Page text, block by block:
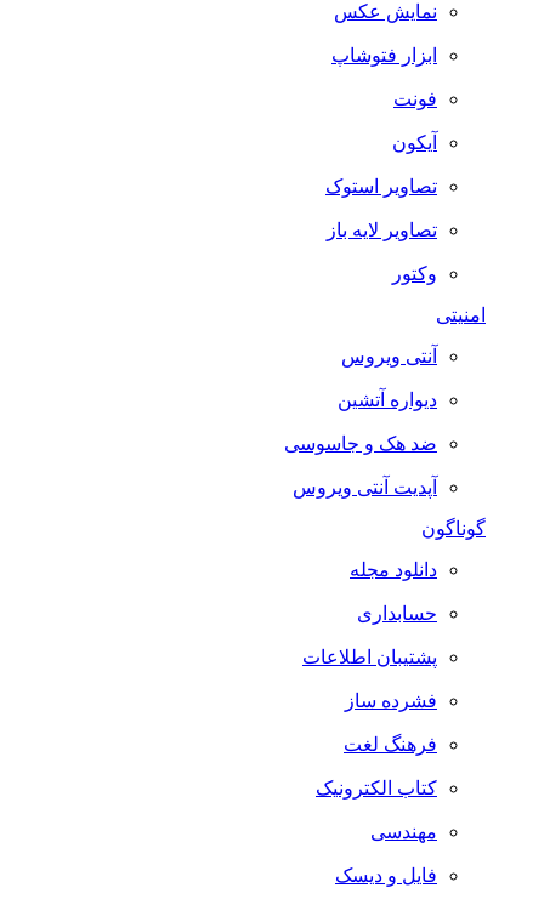
نمایش عکس
ابزار فتوشاپ
فونت
آیکون
تصاویر استوک
تصاویر لایه باز
وکتور
امنیتی
آنتی ویروس
دیواره آتشین
ضد هک و جاسوسی
آپدیت آنتی ویروس
گوناگون
دانلود مجله
حسابداری
پشتیبان اطلاعات
فشرده ساز
فرهنگ لغت
کتاب الکترونیک
مهندسی
فایل و دیسک